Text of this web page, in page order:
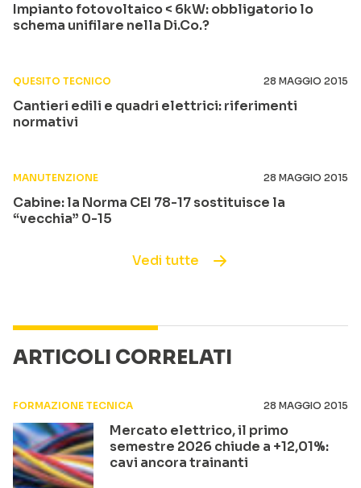
Impianto fotovoltaico < 6kW: obbligatorio lo
schema unifilare nella Di.Co.?
QUESITO TECNICO 28 MAGGIO 2015
Cantieri edili e quadri elettrici: riferimenti
normativi
MANUTENZIONE 28 MAGGIO 2015
Cabine: la Norma CEI 78-17 sostituisce la
“vecchia” 0-15
Vedi tutte
ARTICOLI CORRELATI
FORMAZIONE TECNICA 28 MAGGIO 2015
Mercato elettrico, il primo
semestre 2026 chiude a +12,01%:
cavi ancora trainanti